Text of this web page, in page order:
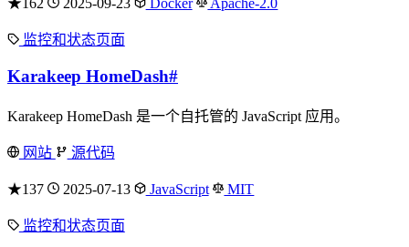
★162 2025-09-23 Docker Apache-2.0
监控和状态页面
Karakeep HomeDash#
Karakeep HomeDash 是一个自托管的 JavaScript 应用。
网站 源代码
★137 2025-07-13 JavaScript MIT
监控和状态页面